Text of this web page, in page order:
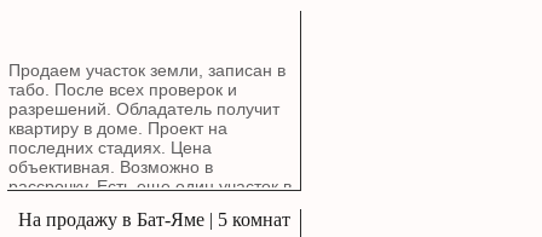
и Эко-парка. Все рядом: Школы,
детские сады.Особенности
квартиры: Квартира общей
площадью 6 комнат (планировка: 2
комнаты + 4 комнаты)
спроектирована для максимального
комфорта и уюта. Расположена в
й этаж из 4-х. Светлая сторона:
Продаем участок земли, записан в
табо. После всех проверок и
разрешений. Обладатель получит
квартиру в доме. Проект на
последних стадиях. Цена
объективная. Возможно в
рассрочку. Есть еще один участок в
строительства частного дома.
На продажу в Бат-Яме | 5 комнат